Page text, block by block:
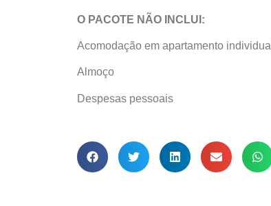
O PACOTE NÃO INCLUI:
Acomodação em apartamento individual
Almoço
Despesas pessoais